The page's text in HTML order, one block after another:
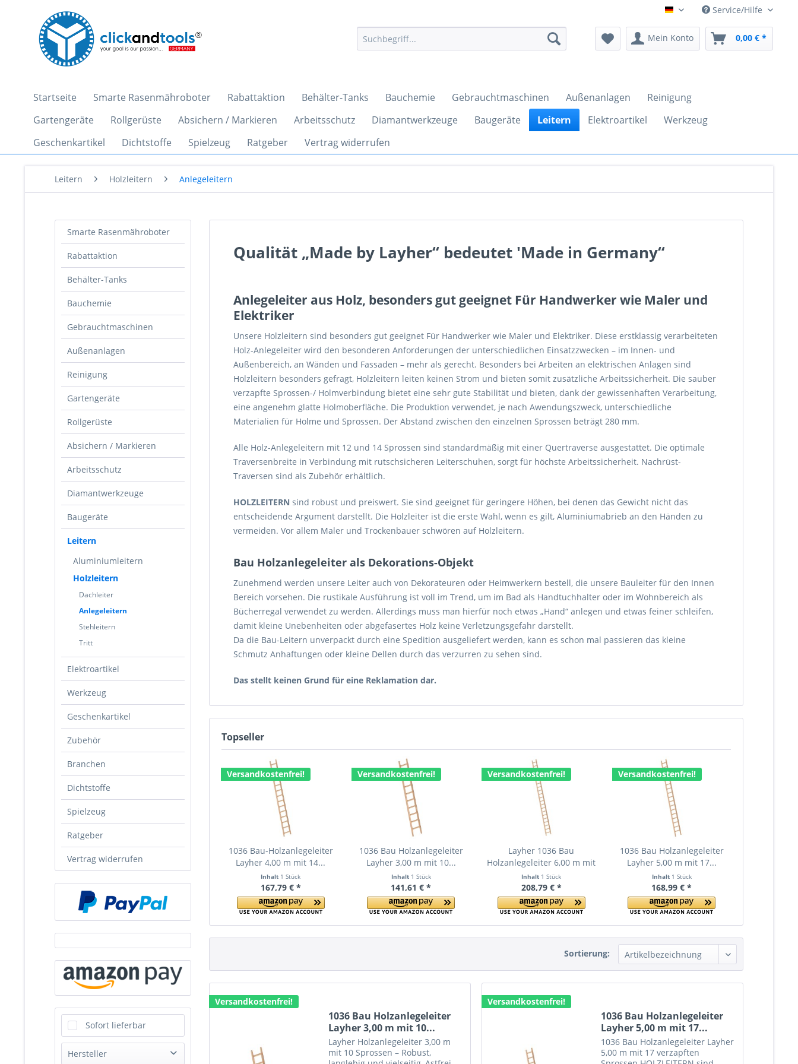
clickandtools.deService/Hilfe
Mein Konto 0,00 € *
Startseite Smarte Rasenmähroboter Rabattaktion Behälter-Tanks Bauchemie Gebrauchtmaschinen Außenanlagen
Reinigung
Gartengeräte
Rollgerüste Absichern / Markieren Arbeitsschutz Diamantwerkzeuge Baugeräte Leitern Elektroartikel
Werkzeug
Geschenkartikel
Dichtstoffe Spielzeug Ratgeber Vertrag widerrufen
Leitern Holzleitern Anlegeleitern
Smarte Rasenmähroboter
Rabattaktion
Behälter-Tanks
Bauchemie
Gebrauchtmaschinen
Außenanlagen
Reinigung
Gartengeräte
Rollgerüste
Absichern / Markieren
Arbeitsschutz
Diamantwerkzeuge
Baugeräte
Leitern
Aluminiumleitern
Holzleitern
Dachleiter
Anlegeleitern
Stehleitern
Tritt
Elektroartikel
Werkzeug
Geschenkartikel
Zubehör
Branchen
Dichtstoffe
Spielzeug
Ratgeber
Vertrag widerrufen
Sofort lieferbar
Hersteller
Qualität „Made by Layher“ bedeutet 'Made in Germany“
Anlegeleiter aus Holz, besonders gut geeignet Für Handwerker wie Maler und
Elektriker
Unsere Holzleitern sind besonders gut geeignet Für Handwerker wie Maler und Elektriker. Diese erstklassig verarbeiteten
Holz-Anlegeleiter wird den besonderen Anforderungen der unterschiedlichen Einsatzzwecken – im Innen- und
Außenbereich, an Wänden und Fassaden – mehr als gerecht. Besonders bei Arbeiten an elektrischen Anlagen sind
Holzleitern besonders gefragt, Holzleitern leiten keinen Strom und bieten somit zusätzliche Arbeitssicherheit. Die sauber
verzapfte Sprossen-/ Holmverbindung bietet eine sehr gute Stabilität und bieten, dank der gewissenhaften Verarbeitung,
eine angenehm glatte Holmoberfläche. Die Produktion verwendet, je nach Awendungszweck, unterschiedliche
Materialien für Holme und Sprossen. Der Abstand zwischen den einzelnen Sprossen beträgt 280 mm.
Alle Holz-Anlegeleitern mit 12 und 14 Sprossen sind standardmäßig mit einer Quertraverse ausgestattet. Die optimale
Traversenbreite in Verbindung mit rutschsicheren Leiterschuhen, sorgt für höchste Arbeitssicherheit. Nachrüst-
Traversen sind als Zubehör erhältlich.
HOLZLEITERN sind robust und preiswert. Sie sind geeignet für geringere Höhen, bei denen das Gewicht nicht das
entscheidende Argument darstellt. Die Holzleiter ist die erste Wahl, wenn es gilt, Aluminiumabrieb an den Händen zu
vermeiden. Vor allem Maler und Trockenbauer schwören auf Holzleitern.
Bau Holzanlegeleiter als Dekorations-Objekt
Zunehmend werden unsere Leiter auch von Dekorateuren oder Heimwerkern bestell, die unsere Bauleiter für den Innen
Bereich vorsehen. Die rustikale Ausführung ist voll im Trend, um im Bad als Handtuchhalter oder im Wohnbereich als
Bücherregal verwendet zu werden. Allerdings muss man hierfür noch etwas „Hand“ anlegen und etwas feiner schleifen,
damit kleine Unebenheiten oder abgefasertes Holz keine Verletzungsgefahr darstellt.
Da die Bau-Leitern unverpackt durch eine Spedition ausgeliefert werden, kann es schon mal passieren das kleine
Schmutz Anhaftungen oder kleine Dellen durch das verzurren zu sehen sind.
Das stellt keinen Grund für eine Reklamation dar.
Topseller
Versandkostenfrei!
1036 Bau-Holzanlegeleiter
Layher 4,00 m mit 14...
Inhalt 1 Stück
167,79 € *
Versandkostenfrei!
1036 Bau Holzanlegeleiter
Layher 3,00 m mit 10...
Inhalt 1 Stück
141,61 € *
Versandkostenfrei!
Layher 1036 Bau
Holzanlegeleiter 6,00 m mit
21...
Inhalt 1 Stück
208,79 € *
Versandkostenfrei!
1036 Bau Holzanlegeleiter
Layher 5,00 m mit 17...
Inhalt 1 Stück
168,99 € *
Sortierung:
Versandkostenfrei!
1036 Bau Holzanlegeleiter
Layher 3,00 m mit 10...
Layher Holzanlegeleiter 3,00 m
mit 10 Sprossen – Robust,
Versandkostenfrei!
1036 Bau Holzanlegeleiter
Layher 5,00 m mit 17...
1036 Bau Holzanlegeleiter Layher
5,00 m mit 17 verzapften